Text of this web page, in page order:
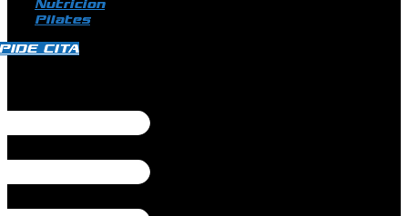
Nutricion
Pilates
CITA